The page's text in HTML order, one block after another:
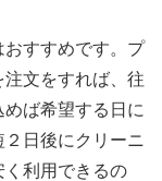
すすめです。プ
文をすれば、往
ば希望する日に
日後にクリーニ
く利用できるの